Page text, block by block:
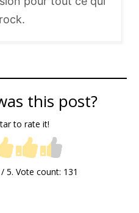
this post?
to rate it!
/ 5. Vote count: 131